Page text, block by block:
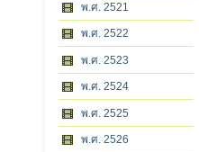
พ.ศ. 2521
พ.ศ. 2522
พ.ศ. 2523
พ.ศ. 2524
พ.ศ. 2525
พ.ศ. 2526